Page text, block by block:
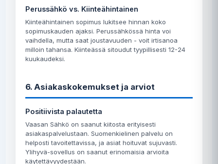
Perussähkö vs. Kiinteähintainen
Kiinteähintainen sopimus lukitsee hinnan koko
sopimuskauden ajaksi. Perussähkössä hinta voi
vaihdella, mutta saat joustavuuden - voit irtisanoa
milloin tahansa. Kiinteässä sitoudut tyypillisesti 12-24
kuukaudeksi.
6. Asiakaskokemukset ja arviot
Positiivista palautetta
Vaasan Sähkö on saanut kiitosta erityisesti
asiakaspalvelustaan. Suomenkielinen palvelu on
helposti tavoitettavissa, ja asiat hoituvat sujuvasti.
Ylihyvä-sovellus on saanut erinomaisia arvioita
käytettävyydestään.